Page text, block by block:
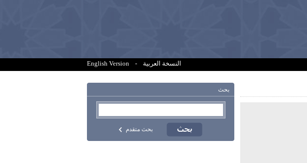
النسخة العربية -
English Version
بحث
بحث متقدم